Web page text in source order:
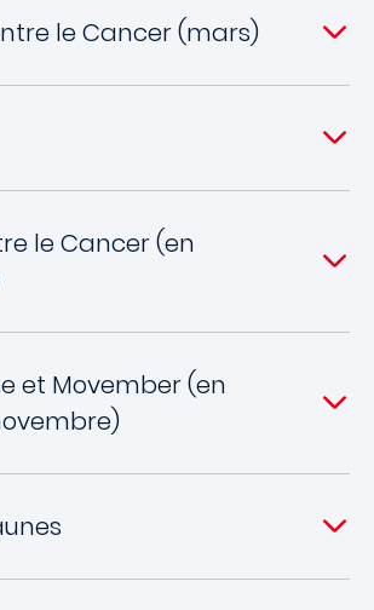
le Cancer (mars)
le Cancer (en
et Movember (en